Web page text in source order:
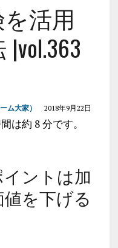
活用
ム大家） 2018年9月22日
は約 8 分です。
ントは加
を下げる